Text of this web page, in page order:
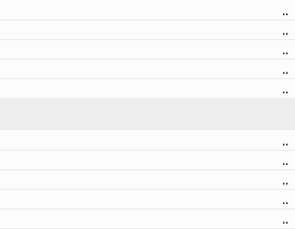
..
..
..
..
..
..
..
..
..
..